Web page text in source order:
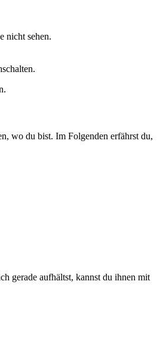
nicht sehen.
wo du bist. Im Folgenden erfährst du,
gerade aufhältst, kannst du ihnen mit